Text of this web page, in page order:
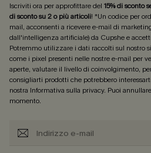
Iscriviti ora per approfittare del 15% di sconto
di sconto su 2 o più articoli! *Un codice per
mail, acconsenti a ricevere e-mail di
dall'intelligenza artificiale) da Cupshe e
Potremmo utilizzare i dati raccolti sul nostro
come i pixel presenti nelle nostre e-mail per
aperte, valutare il livello di coinvolgimento,
consigliarti prodotti che potrebbero
nostra Informativa sulla privacy. Puoi
momento.